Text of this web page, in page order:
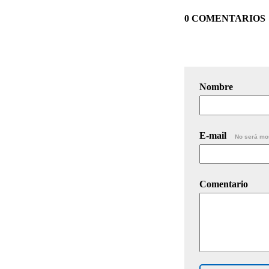
0 COMENTARIOS
Nombre
E-mail No será
Comentario